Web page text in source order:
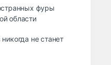
фуры
области
не станет